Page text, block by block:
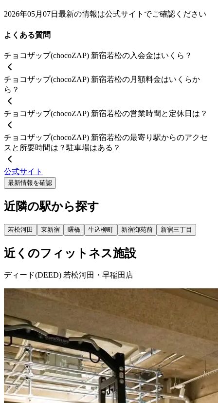
2026年05月07日 最新の情報は公式サイトでご確認ください
よくある質問
チョコザップ(chocoZAP) 新宿若松の入会金はいくら？
チョコザップ(chocoZAP) 新宿若松の月額料金はいくらか
ら？
チョコザップ(chocoZAP) 新宿若松の営業時間と定休日は？
チョコザップ(chocoZAP) 新宿若松の最寄り駅からのアクセ
スと所要時間は？駐車場はある？
公式サイト
最新情報を確認
近隣の駅から探す
若松河田 東新宿 曙橋 牛込柳町 新宿御苑前 新宿三丁目
近くのフィットネス施設
ディード(DEED) 若松河田・早稲田店